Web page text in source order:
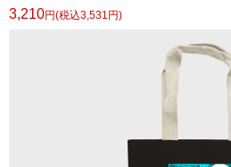
3,210円(税込3,531円)